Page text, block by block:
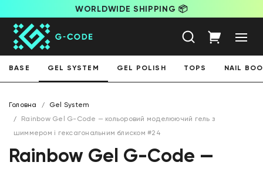
WORLDWIDE SHIPPING 📦
BASE GEL SYSTEM GEL POLISH TOPS NAIL
Головна
Gel System
Rainbow Gel G-Code — кольоровий моделюючий гель з
шиммером і гексагональним блиском #24
Rainbow Gel G-Code —